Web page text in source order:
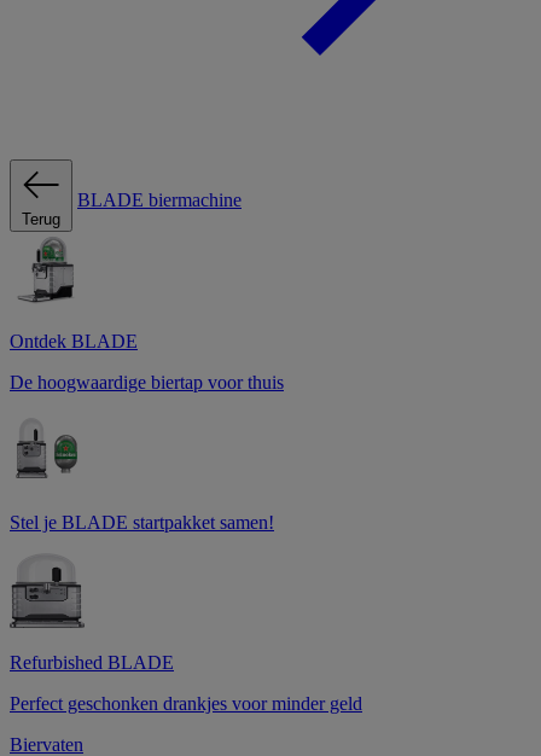
Terug
BLADE biermachine
Ontdek BLADE
De hoogwaardige biertap voor thuis
Stel je BLADE startpakket samen!
Refurbished BLADE
Perfect geschonken drankjes voor minder geld
Biervaten